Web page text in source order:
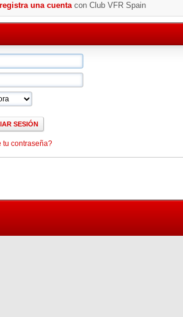
registra una cuentacon Club VFR Spain
tu contraseña?